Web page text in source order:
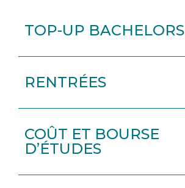
TOP-UP BACHELORS
RENTRÉES
COÛT ET BOURSE
D’ÉTUDES